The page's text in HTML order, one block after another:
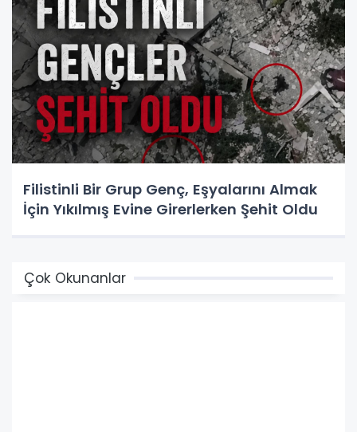
Filistinli Bir Grup Genç, Eşyalarını Almak
İçin Yıkılmış Evine Girerlerken Şehit Oldu
Çok Okunanlar